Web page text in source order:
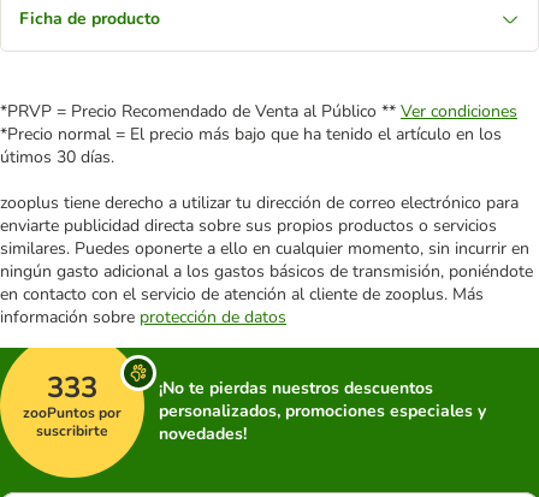
Ficha de producto
*PRVP = Precio Recomendado de Venta al Público ** Ver condiciones
*Precio normal = El precio más bajo que ha tenido el artículo en los
útimos 30 días.
zooplus tiene derecho a utilizar tu dirección de correo electrónico para
enviarte publicidad directa sobre sus propios productos o servicios
similares. Puedes oponerte a ello en cualquier momento, sin incurrir en
ningún gasto adicional a los gastos básicos de transmisión, poniéndote
en contacto con el servicio de atención al cliente de zooplus. Más
información sobre protección de datos
333
zooPuntos por
suscribirte
¡No te pierdas nuestros descuentos
personalizados, promociones especiales y
novedades!